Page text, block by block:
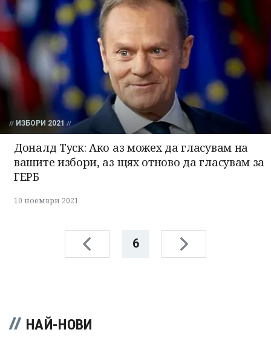
ИЗБОРИ 2021
Доналд Туск: Ако аз можех да гласувам на
вашите избори, аз щях отново да гласувам за
ГЕРБ
10 ноември 2021
6
НАЙ-НОВИ